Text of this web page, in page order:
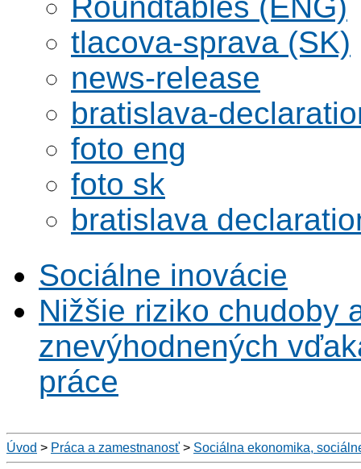
tlacova-sprava (SK)
news-release
bratislava-
foto eng
foto sk
bratislava
Sociálne inovácie
Nižšie riziko chudoby
znevýhodnených
práce
Úvod > Práca a zamestnanosť > Sociálna ekonomika,